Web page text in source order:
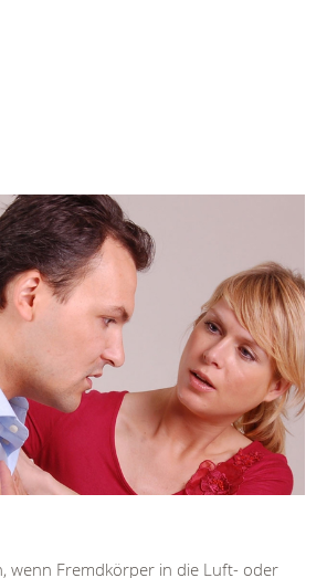
wenn Fremdkörper in die Luft- oder